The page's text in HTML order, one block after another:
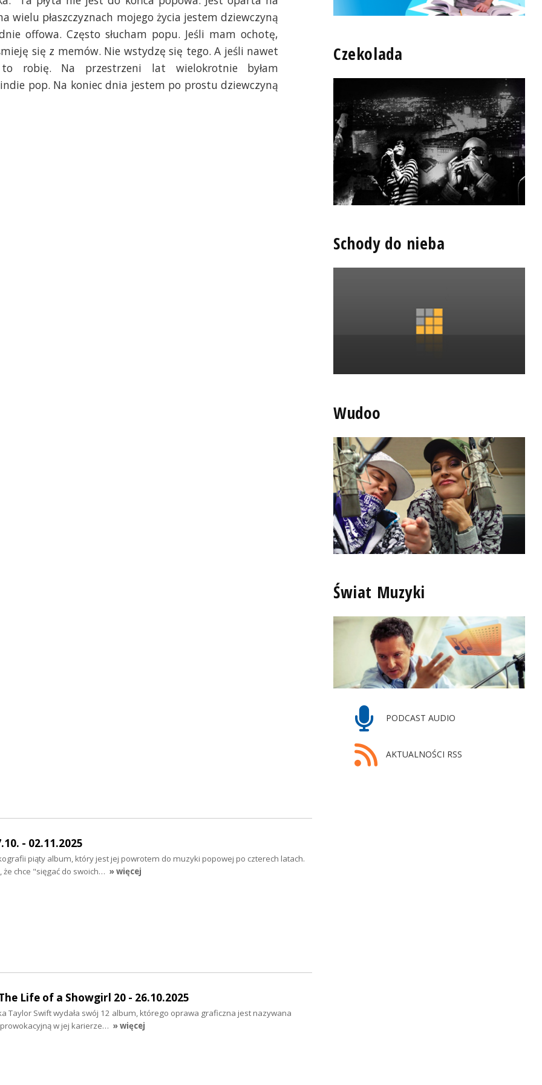
wielu płaszczyznach mojego życia jestem dziewczyną
offowa. Często słucham popu. Jeśli mam ochotę,
się z memów. Nie wstydzę się tego. A jeśli nawet
robię. Na przestrzeni lat wielokrotnie byłam
pop. Na koniec dnia jestem po prostu dziewczyną
Czekolada
Schody do nieba
Wudoo
Świat Muzyki
PODCAST AUDIO
AKTUALNOŚCI RSS
- 02.11.2025
piąty album, który jest jej powrotem do muzyki popowej po czterech latach.
że chce "sięgać do swoich… » więcej
Life of a Showgirl 20 - 26.10.2025
Taylor Swift wydała swój 12 album, którego oprawa graficzna jest nazywana
w jej karierze… » więcej